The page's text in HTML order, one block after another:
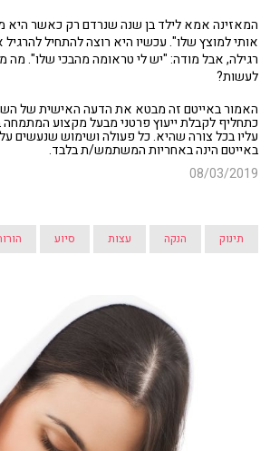
המאזינה אמא לילד בן שנה שנרדם רק כאשר היא
אותי למוצץ שלו". עכשיו היא רוצה להתחיל
רגילה, אבל מודה: "יש לי טראומה מהבכי שלו". מה
לעשות?
האמור באייטם זה מבטא את הדעה האישית של
כתחליף לקבלת ייעוץ פרטני מבעל מקצוע
עליו בכל צורה שהיא. כל פעולה ושימוש שנעשים
באייטם הינה באחריות המשתמש/ת בלבד.
08/03/2019
תינוק הנקה עצות סיוע